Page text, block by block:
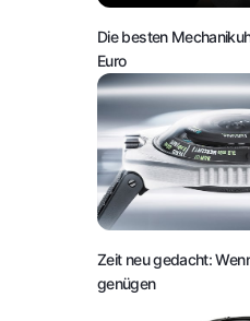
Die besten
Euro
Zeit neu gedacht:
genügen